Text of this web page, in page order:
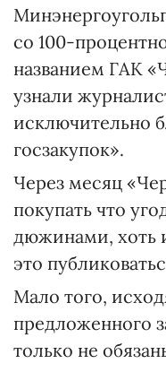
со 100-
названием ГАК
узнали
исключительно
госзакупок».
Через месяц
покупать что
дюжинами, хоть
это
Мало того,
предложенного
только не